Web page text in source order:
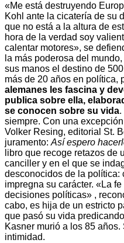
«Me está destruyendo
Kohl ante la cicatería de su
que no está a la altura de
hora de la verdad soy
calentar motores», se
la más poderosa del
sus manos el destino de
más de 20 años en política,
alemanes les fascina y
publica sobre ella,
se conocen sobre su vida.
siempre. Con una
Volker Resing, editorial St.
juramento: Así espero
libro que recoge retazos de
canciller y en el que se
desconocidos de la política:
impregna su carácter. «La
decisiones políticas» ,
cabo, es hija de un estricto
que pasó su vida
Kasner murió a los 85
intimidad.